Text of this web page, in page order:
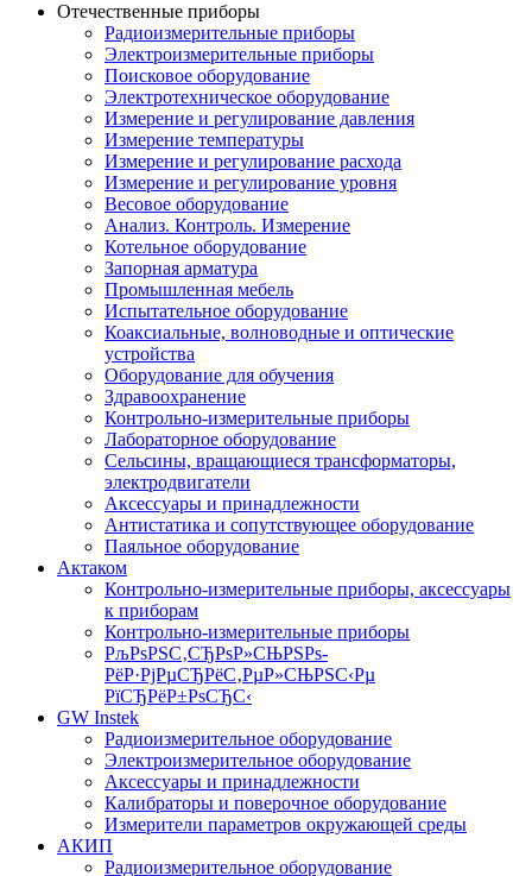
Отечественные приборы
Радиоизмерительные приборы
Электроизмерительные приборы
Поисковое оборудование
Электротехническое оборудование
Измерение и регулирование давления
Измерение температуры
Измерение и регулирование расхода
Измерение и регулирование уровня
Весовое оборудование
Анализ. Контроль. Измерение
Котельное оборудование
Запорная арматура
Промышленная мебель
Испытательное оборудование
Коаксиальные, волноводные и оптические
устройства
Оборудование для обучения
Здравоохранение
Контрольно-измерительные приборы
Лабораторное оборудование
Сельсины, вращающиеся трансформаторы,
электродвигатели
Аксессуары и принадлежности
Антистатика и сопутствующее оборудование
Паяльное оборудование
Актаком
Контрольно-измерительные приборы, аксессуары
к приборам
Контрольно-измерительные приборы
РљРѕРЅС‚СЂРѕР»СЊРЅРѕ-
РёР·РјРµСЂРёС‚РµР»СЊРЅС‹Рµ
РїСЂРёР±РѕСЂС‹
GW Instek
Радиоизмерительное оборудование
Электроизмерительное оборудование
Аксессуары и принадлежности
Калибраторы и поверочное оборудование
Измерители параметров окружающей среды
АКИП
Радиоизмерительное оборудование